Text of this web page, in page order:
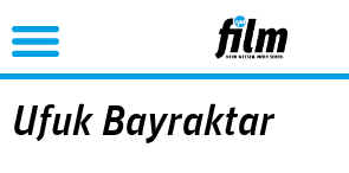
Jump to Navigation
Ufuk Bayraktar